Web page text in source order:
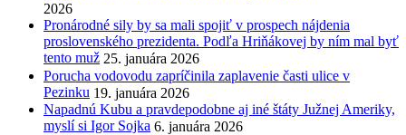
2026
Pronárodné sily by sa mali spojiť v prospech nájdenia
proslovenského prezidenta. Podľa Hriňákovej by ním mal byť
tento muž 25. januára 2026
Porucha vodovodu zapríčinila zaplavenie časti ulice v
Pezinku 19. januára 2026
Napadnú Kubu a pravdepodobne aj iné štáty Južnej Ameriky,
myslí si Igor Sojka 6. januára 2026